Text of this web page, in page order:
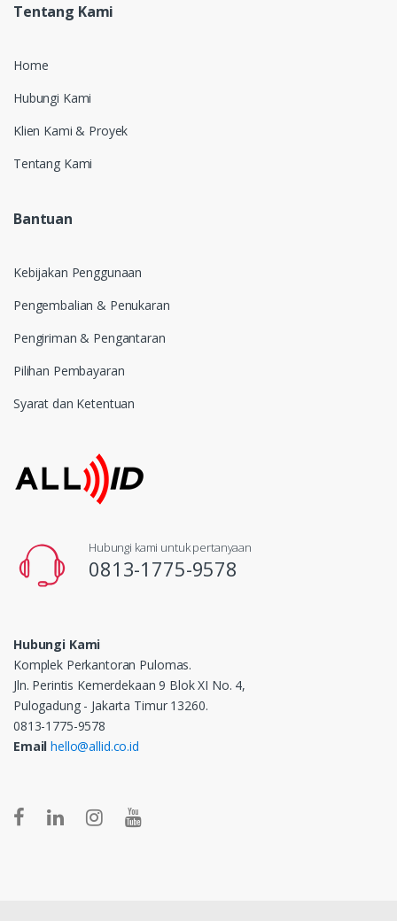
Tentang Kami
Home
Hubungi Kami
Klien Kami & Proyek
Tentang Kami
Bantuan
Kebijakan Penggunaan
Pengembalian & Penukaran
Pengiriman & Pengantaran
Pilihan Pembayaran
Syarat dan Ketentuan
Hubungi kami untuk pertanyaan
0813-1775-9578
Hubungi Kami
Komplek Perkantoran Pulomas.
Jln. Perintis Kemerdekaan 9 Blok XI No. 4,
Pulogadung - Jakarta Timur 13260.
0813-1775-9578
Email hello@allid.co.id